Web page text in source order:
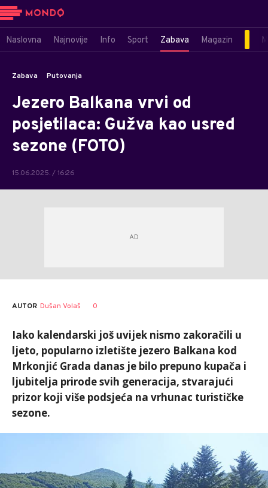
Naslovna Najnovije Info Sport Zabava Magazin
Zabava Putovanja
Jezero Balkana vrvi od
posjetilaca: Gužva kao usred
sezone (FOTO)
15.06.2025. / 16:26
AUTOR Dušan Volaš 0
Iako kalendarski još uvijek nismo zakoračili u
ljeto, popularno izletište jezero Balkana kod
Mrkonjić Grada danas je bilo prepuno kupača i
ljubitelja prirode svih generacija, stvarajući
prizor koji više podsjeća na vrhunac turističke
sezone.